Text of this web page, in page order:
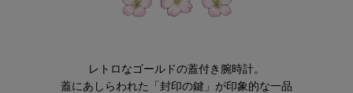
レトロなゴールドの蓋付き腕時計。
蓋にあしらわれた「封印の鍵」が印象的な一品